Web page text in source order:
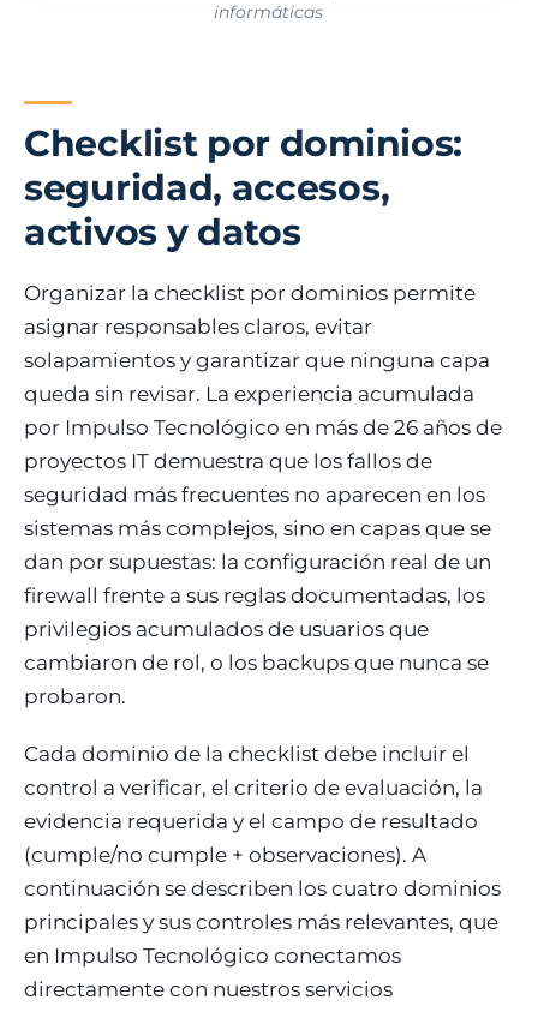
informáticas
Checklist por dominios:
seguridad, accesos,
activos y datos
Organizar la checklist por dominios permite
asignar responsables claros, evitar
solapamientos y garantizar que ninguna capa
queda sin revisar. La experiencia acumulada
por Impulso Tecnológico en más de 26 años de
proyectos IT demuestra que los fallos de
seguridad más frecuentes no aparecen en los
sistemas más complejos, sino en capas que se
dan por supuestas: la configuración real de un
firewall frente a sus reglas documentadas, los
privilegios acumulados de usuarios que
cambiaron de rol, o los backups que nunca se
probaron.
Cada dominio de la checklist debe incluir el
control a verificar, el criterio de evaluación, la
evidencia requerida y el campo de resultado
(cumple/no cumple + observaciones). A
continuación se describen los cuatro dominios
principales y sus controles más relevantes, que
en Impulso Tecnológico conectamos
directamente con nuestros servicios